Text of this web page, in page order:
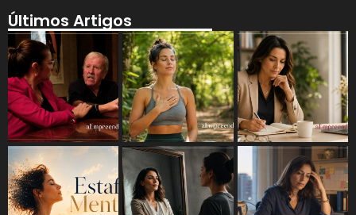
Últimos Artigos